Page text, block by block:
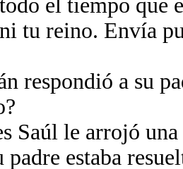
el tiempo
tu reino. Envía
respondió a su
Saúl le arrojó
padre estaba